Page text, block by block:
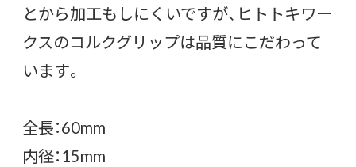
とから加工もしにくいですが、ヒトトキワー
クスのコルクグリップは品質にこだわって
います。
全長：60mm
内径：15mm